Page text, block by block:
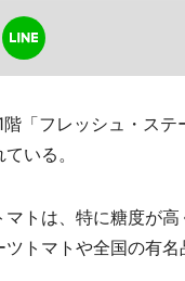
「フレッシュ・ステ
いる。
トは、特に糖度が高
トマトや全国の有名